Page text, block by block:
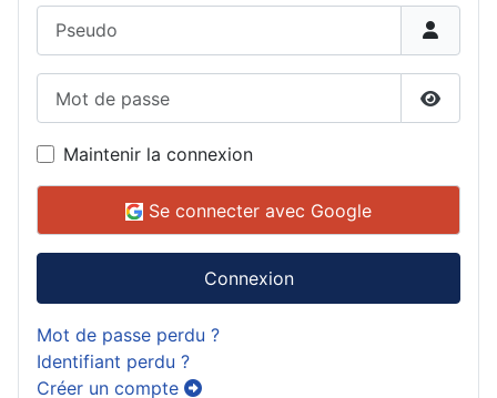
Maintenir la connexion
Se connecter avec Google
Connexion
Mot de passe perdu ?
Identifiant perdu ?
Créer un compte